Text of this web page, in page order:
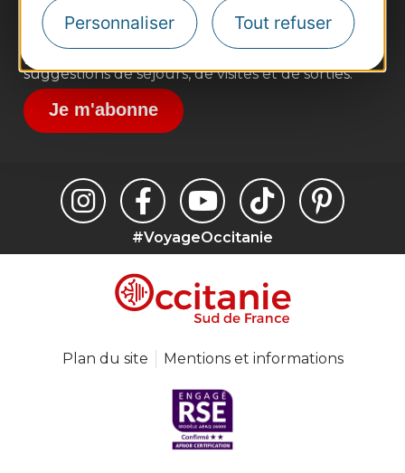
Personnaliser Tout refuser
Destination Sport
Inscrivez-vous à la lettre d'information
Destination Occitanie pour recevoir des
suggestions de séjours, de visites et de sorties.
Je m'abonne
#VoyageOccitanie
Plan du site Mentions et informations